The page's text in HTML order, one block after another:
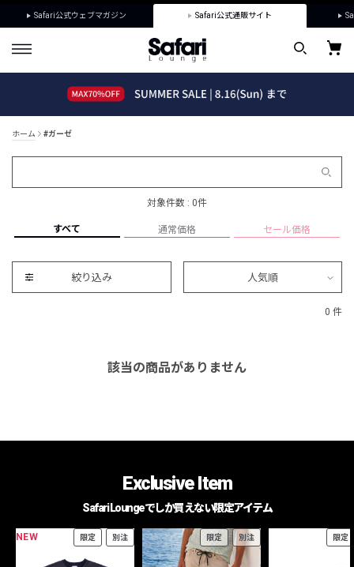
Safari公式ウェブマガジン Safari公式通販サイト
ホーム #ガーゼ
対象件数 : 0件
すべて 通常価格 セール価格
絞り込み 人気順
0 件
該当の商品がありません
Exclusive Item
Safari Loungeでしか買えない限定アイテム
NEW 限定 別注 限定 別注 限定